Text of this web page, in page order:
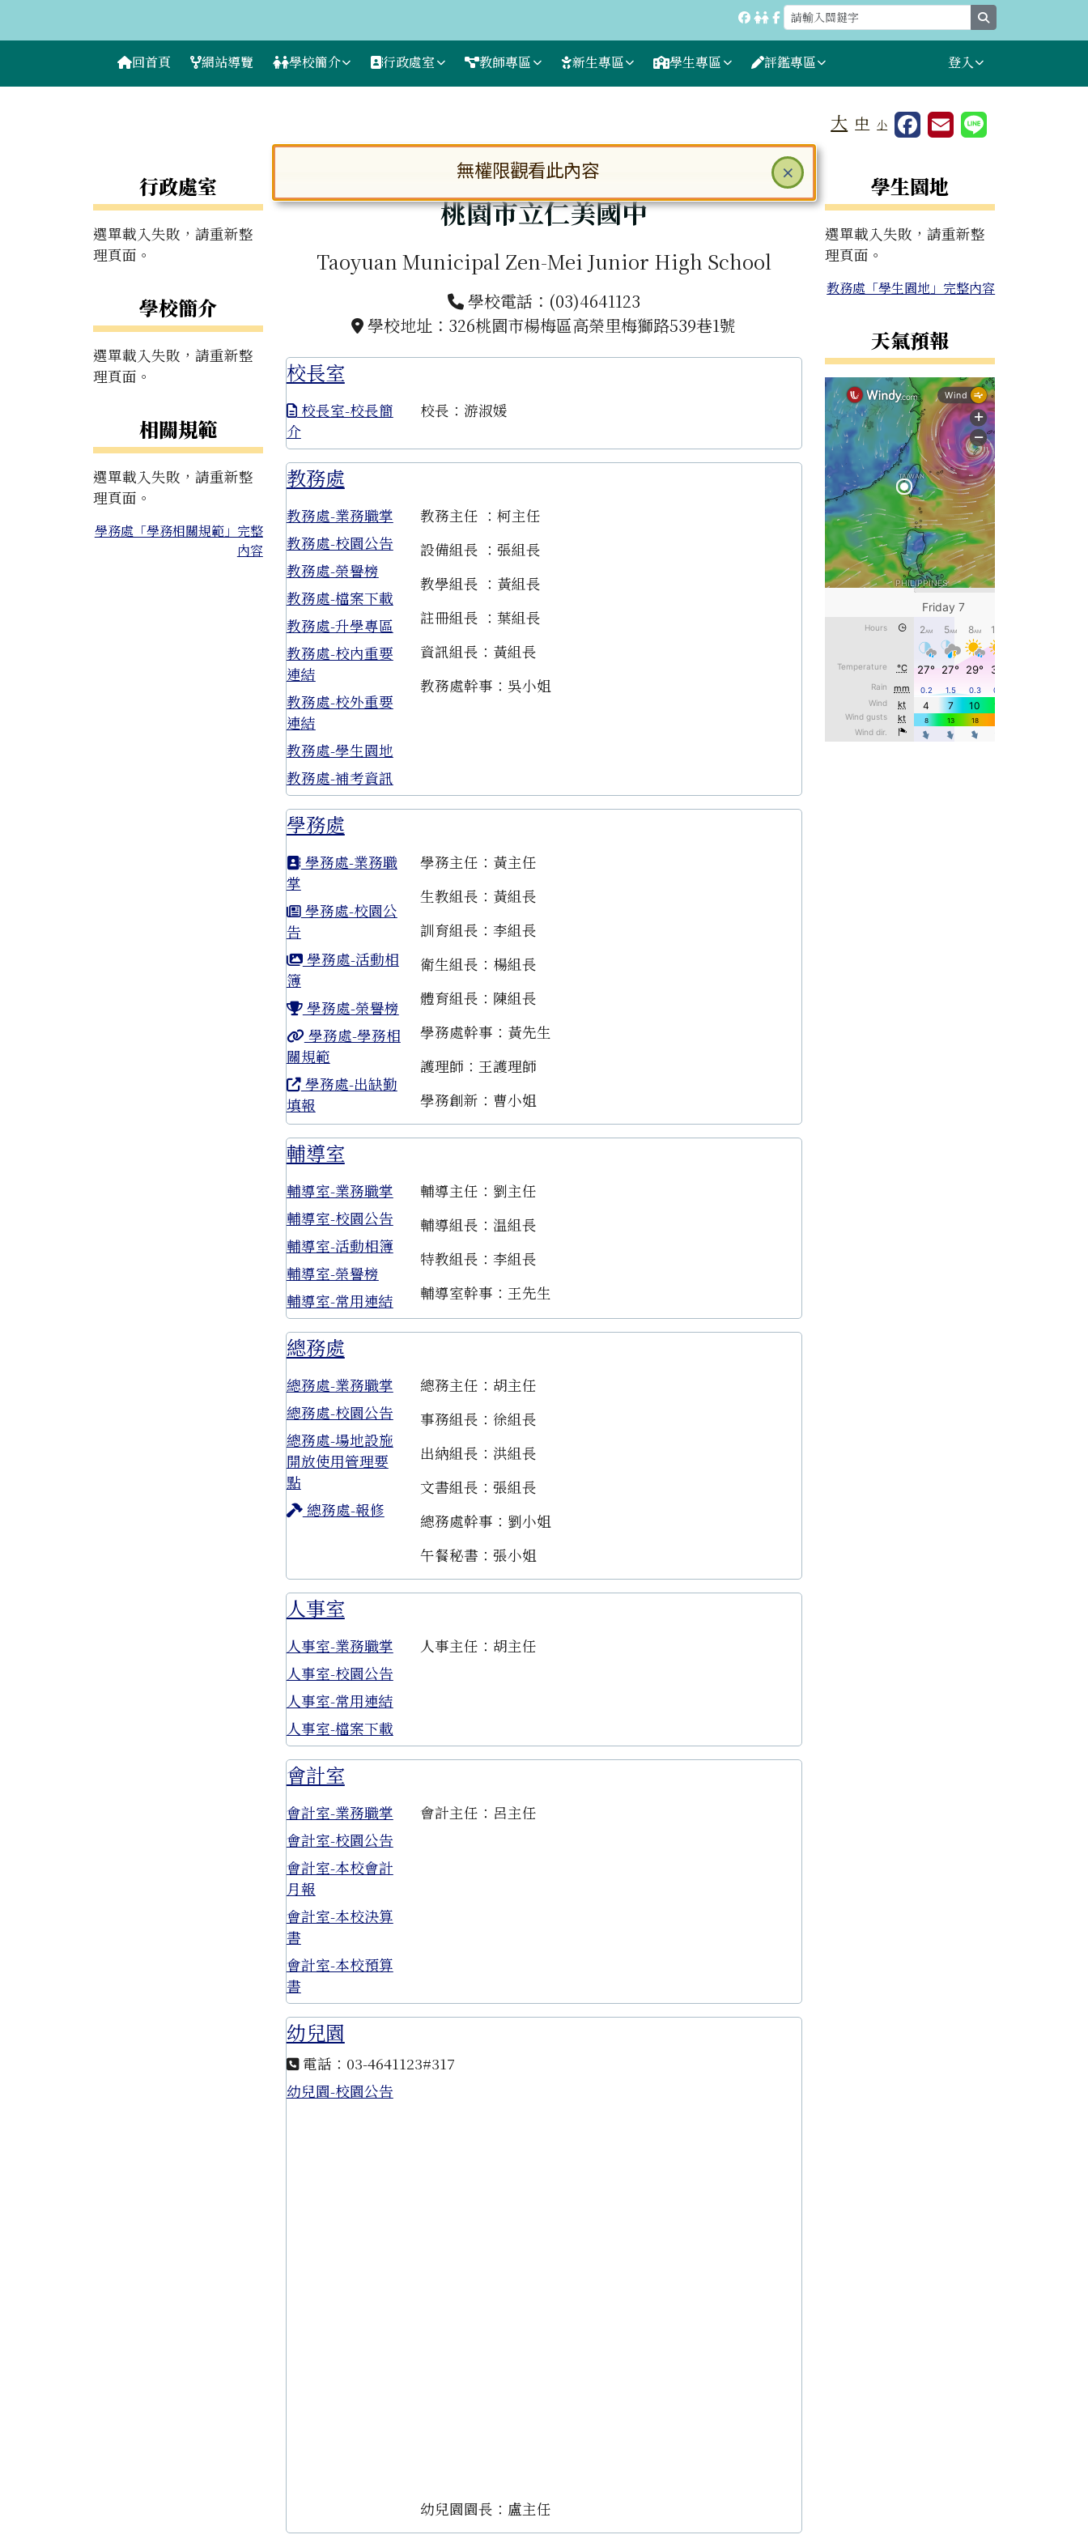
回首頁 網站導覽 學校簡介 行政處室 教師專區 新生專區 學生專區 評鑑專區 登入
⏸
大 中 小
左邊區域內容
行政處室
選單載入失敗，請重新整
理頁面。
學校簡介
選單載入失敗，請重新整
理頁面。
相關規範
選單載入失敗，請重新整
理頁面。
學務處「學務相關規範」完整
內容
主內容區域
桃園市立仁美國中
Taoyuan Municipal Zen-Mei Junior High School
學校電話：(03)4641123
學校地址：326桃園市楊梅區高榮里梅獅路539巷1號
校長室
校長室-校長簡
介
校長：游淑媛
教務處
教務處-業務職掌
教務處-校園公告
教務處-榮譽榜
教務處-檔案下載
教務處-升學專區
教務處-校內重要
連結
教務處-校外重要
連結
教務處-學生園地
教務處-補考資訊
教務主任 ：柯主任
設備組長 ：張組長
教學組長 ：黃組長
註冊組長 ：葉組長
資訊組長：黃組長
教務處幹事：吳小姐
學務處
學務處-業務職
掌
學務處-校園公
告
學務處-活動相
簿
學務處-榮譽榜
學務處-學務相
關規範
學務處-出缺勤
填報
學務主任：黃主任
生教組長：黃組長
訓育組長：李組長
衛生組長：楊組長
體育組長：陳組長
學務處幹事：黃先生
護理師：王護理師
學務創新：曹小姐
輔導室
輔導室-業務職掌
輔導室-校園公告
輔導室-活動相簿
輔導室-榮譽榜
輔導室-常用連結
輔導主任：劉主任
輔導組長：温組長
特教組長：李組長
輔導室幹事：王先生
總務處
總務處-業務職掌
總務處-校園公告
總務處-場地設施
開放使用管理要
點
總務處-報修
總務主任：胡主任
事務組長：徐組長
出納組長：洪組長
文書組長：張組長
總務處幹事：劉小姐
午餐秘書：張小姐
人事室
人事室-業務職掌
人事室-校園公告
人事室-常用連結
人事室-檔案下載
人事主任：胡主任
會計室
會計室-業務職掌
會計室-校園公告
會計室-本校會計
月報
會計室-本校決算
書
會計室-本校預算
書
會計主任：呂主任
幼兒園
電話：03-4641123#317
幼兒園-校園公告
幼兒園園長：盧主任
右邊區域內容
學生園地
選單載入失敗，請重新整
理頁面。
教務處「學生園地」完整內容
天氣預報
× 關閉
無權限觀看此內容